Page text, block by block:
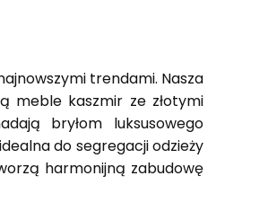
trendami. Nasza
meble kaszmir ze złotymi
bryłom luksusowego
idealna do segregacji odzieży
harmonijną zabudowę